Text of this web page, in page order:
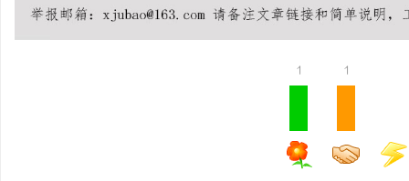
1 1
全解析